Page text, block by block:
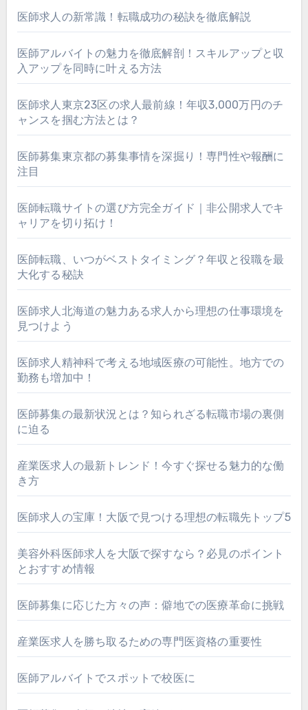
医師求人の新常識！転職成功の秘訣を徹底解説
医師アルバイトの魅力を徹底解剖！スキルアップと収
入アップを同時に叶える方法
医師求人東京23区の求人最前線！年収3,000万円のチ
ャンスを掴む方法とは？
医師募集東京都の募集事情を深掘り！専門性や報酬に
注目
医師転職サイトの選び方完全ガイド｜非公開求人でキ
ャリアを切り拓け！
医師転職、いつがベストタイミング？年収と役職を最
大化する秘訣
医師求人北海道の魅力ある求人から理想の仕事環境を
見つけよう
医師求人精神科で考える地域医療の可能性。地方での
勤務も増加中！
医師募集の最新状況とは？知られざる転職市場の裏側
に迫る
産業医求人の最新トレンド！今すぐ探せる魅力的な働
き方
医師求人の宝庫！大阪で見つける理想の転職先トップ5
美容外科医師求人を大阪で探すなら？必見のポイント
とおすすめ情報
医師募集に応じた方々の声：僻地での医療革命に挑戦
産業医求人を勝ち取るための専門医資格の重要性
医師アルバイトでスポットで校医に